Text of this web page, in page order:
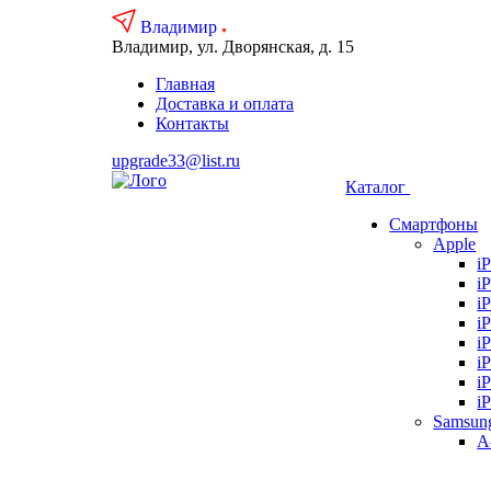
Владимир
Владимир, ул. Дворянская, д. 15
Главная
Доставка и оплата
Контакты
upgrade33@list.ru
Каталог
Смартфоны
Apple